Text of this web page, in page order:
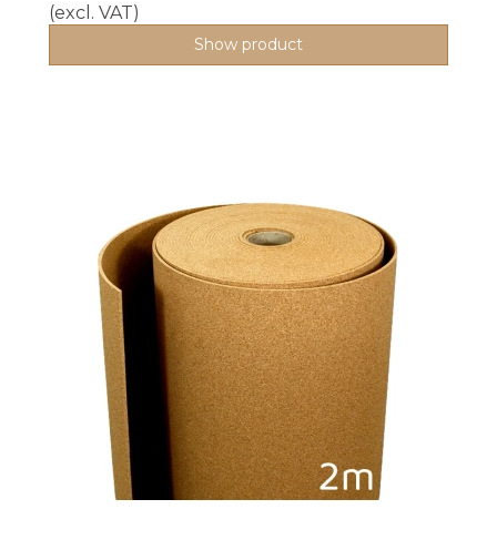
(excl. VAT)
Show product